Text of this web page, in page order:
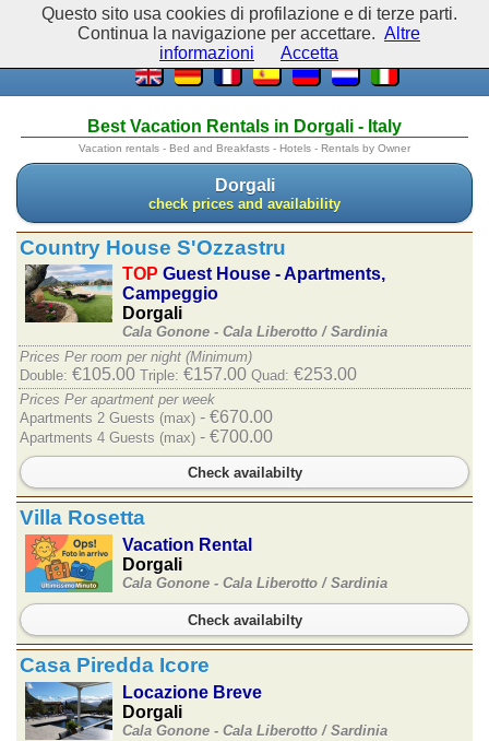
Best Vacation Rentals in Dorgali - Italy
Vacation rentals - Bed and Breakfasts - Hotels - Rentals by Owner
Dorgali
check prices and availability
Country House S'Ozzastru
TOP Guest House - Apartments,
Campeggio
Dorgali
Cala Gonone - Cala Liberotto / Sardinia
Prices Per room per night (Minimum)
Double: €105.00 Triple: €157.00 Quad: €253.00
Prices Per apartment per week
Apartments 2 Guests (max) - €670.00
Apartments 4 Guests (max) - €700.00
Check availabilty
Villa Rosetta
Vacation Rental
Dorgali
Cala Gonone - Cala Liberotto / Sardinia
Check availabilty
Casa Piredda Icore
Locazione Breve
Dorgali
Cala Gonone - Cala Liberotto / Sardinia
Questo sito usa cookies di profilazione e di terze parti.
Continua la navigazione per accettare. Altre
informazioni
Accetta